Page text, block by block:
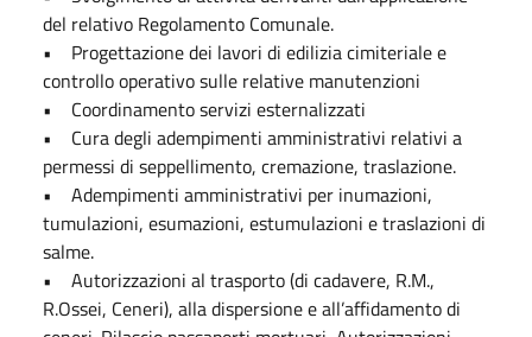
del relativo Regolamento Comunale.
• Progettazione dei lavori di edilizia cimiteriale e
controllo operativo sulle relative manutenzioni
• Coordinamento servizi esternalizzati
• Cura degli adempimenti amministrativi relativi a
permessi di seppellimento, cremazione, traslazione.
• Adempimenti amministrativi per inumazioni,
tumulazioni, esumazioni, estumulazioni e traslazioni di
salme.
• Autorizzazioni al trasporto (di cadavere, R.M.,
R.Ossei, Ceneri), alla dispersione e all’affidamento di